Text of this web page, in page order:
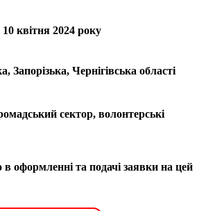
10 квітня 2024 року
Запорізька, Чернігівська області
сектор, волонтерські
оформленні та подачі заявки на цей